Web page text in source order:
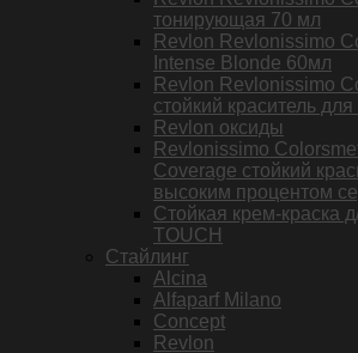
тонирующая 70 мл
Revlon Revlonissimo
Intense Blonde 60мл
Revlon Revlonissimo
стойкий краситель
Revlon оксиды
Revlonissimo
Coverage стойкий
высоким процентом
Стойкая крем-краска
TOUCH
Стайлинг
Alcina
Alfaparf Milano
Concept
Revlon